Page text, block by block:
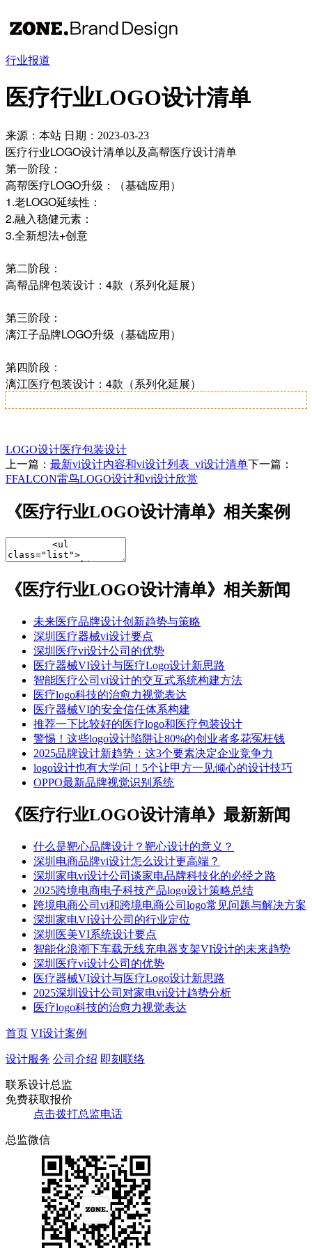
行业报道
医疗行业LOGO设计清单
来源：本站 日期：2023-03-23
医疗行业LOGO设计清单以及高帮医疗设计清单
第一阶段：
高帮医疗LOGO升级：（基础应用）
1.老LOGO延续性：
2.融入稳健元素：
3.全新想法+创意
第二阶段：
高帮品牌包装设计：4款（系列化延展）
第三阶段：
漓江子品牌LOGO升级（基础应用）
第四阶段：
漓江医疗包装设计：4款（系列化延展）
LOGO设计医疗包装设计
上一篇： 最新vi设计内容和vi设计列表_vi设计清单下一篇：
FFALCON雷鸟LOGO设计和vi设计欣赏
《医疗行业LOGO设计清单》相关案例
《医疗行业LOGO设计清单》相关新闻
未来医疗品牌设计创新趋势与策略​
深圳医疗器械vi设计要点
深圳医疗vi设计公司的优势
​​医疗器械VI设计与医疗Logo设计新思路​
智能医疗公司vi设计的交互式系统构建方法
医疗logo科技的治愈力视觉表达
医疗器械VI的安全信任体系构建
推荐一下比较好的医疗logo和医疗包装设计
警惕！这些logo设计陷阱让80%的创业者多花冤枉钱
2025品牌设计新趋势：这3个要素决定企业竞争力
logo设计也有大学问！5个让甲方一见倾心的设计技巧
OPPO最新品牌视觉识别系统
《医疗行业LOGO设计清单》最新新闻
什么是靶心品牌设计？靶心设计的意义？
深圳电商品牌vi设计怎么设计更高端？
深圳家电vi设计公司谈家电品牌科技化的必经之路
2025跨境电商电子科技产品logo设计策略总结
跨境电商公司vi和跨境电商公司logo常见问题与解决方案
深圳家电VI设计公司的行业定位
深圳医美VI系统设计要点
智能化浪潮下车载无线充电器支架VI设计的未来趋势​
深圳医疗vi设计公司的优势
​​医疗器械VI设计与医疗Logo设计新思路​
2025深圳设计公司对家电vi设计趋势分析
医疗logo科技的治愈力视觉表达
首页 VI设计案例
设计服务 公司介绍 即刻联络
联系设计总监
免费获取报价
点击拨打总监电话
总监微信